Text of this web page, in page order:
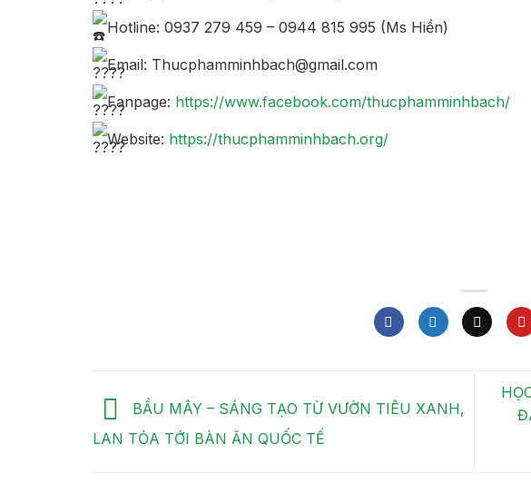
Hotline: 0937 279 459 – 0944 815 995 (Ms Hiền)
Email: Thucphamminhbach@gmail.com
Fanpage: https://www.facebook.com/thucphamminhbach/
Website: https://thucphamminhbach.org/
BẦU MÂY – SÁNG TẠO TỪ VƯỜN TIÊU XANH,
LAN TỎA TỚI BÀN ĂN QUỐC TẾ